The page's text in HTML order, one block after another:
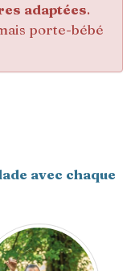
adaptées.
porte-bébé
avec chaque